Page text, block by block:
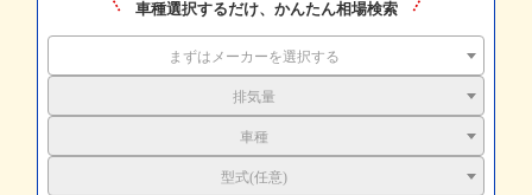
車種選択するだけ、かんたん相場検索
まずはメーカーを選択する
排気量
車種
型式(任意)